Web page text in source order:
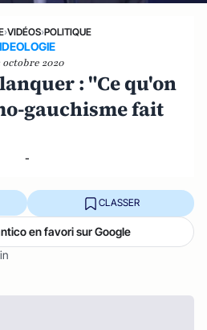
›VIDÉOS›POLITIQUE
IDEOLOGIE
octobre 2020
: "Ce qu'on
gauchisme fait
-
CLASSER
en favori sur Google